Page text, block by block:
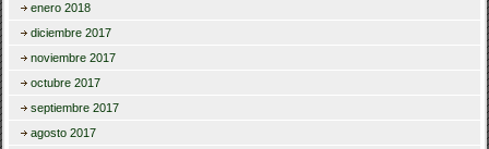
enero 2018
diciembre 2017
noviembre 2017
octubre 2017
septiembre 2017
agosto 2017